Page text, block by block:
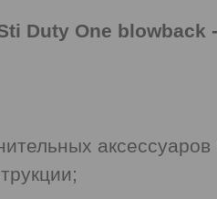
Duty One blowback